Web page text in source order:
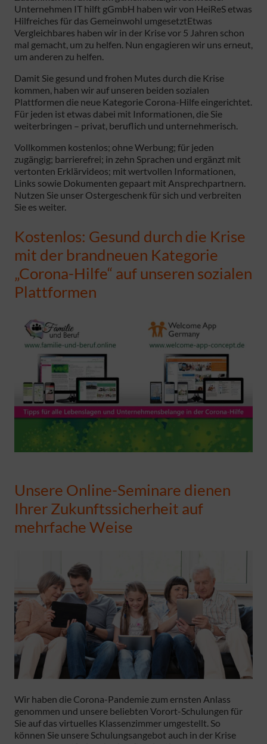
Unternehmen IT hilft gGmbH haben wir von HeiReS etwas
Hilfreiches für das Gemeinwohl umgesetztEtwas
Vergleichbares haben wir in der Krise vor 5 Jahren schon
mal gemacht, um zu helfen. Nun engagieren wir uns erneut,
um anderen zu helfen.
Damit Sie gesund und frohen Mutes durch die Krise
kommen, haben wir auf unseren beiden sozialen
Plattformen die neue Kategorie Corona-Hilfe eingerichtet.
Für jeden ist etwas dabei mit Informationen, die Sie
weiterbringen – privat, beruflich und unternehmerisch.
Vollkommen kostenlos; ohne Werbung; für jeden
zugängig; barrierefrei; in zehn Sprachen und ergänzt mit
vertonten Erklärvideos; mit wertvollen Informationen,
Links sowie Dokumenten gepaart mit Ansprechpartnern.
Nutzen Sie unser Ostergeschenk für sich und verbreiten
Sie es weiter.
Kostenlos: Gesund durch die Krise
mit der brandneuen Kategorie
„Corona-Hilfe“ auf unseren sozialen
Plattformen
Unsere Online-Seminare dienen
Ihrer Zukunftssicherheit auf
mehrfache Weise
Wir haben die Corona-Pandemie zum ernsten Anlass
genommen und unsere beliebten Vorort-Schulungen für
Sie auf das virtuelles Klassenzimmer umgestellt. So
können Sie unsere Schulungsangebot auch in der Krise